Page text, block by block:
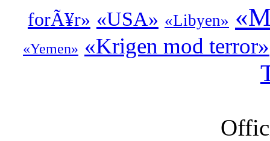
forÃ¥r» «USA» «Libyen»
«Yemen» «Krigen mod terror»